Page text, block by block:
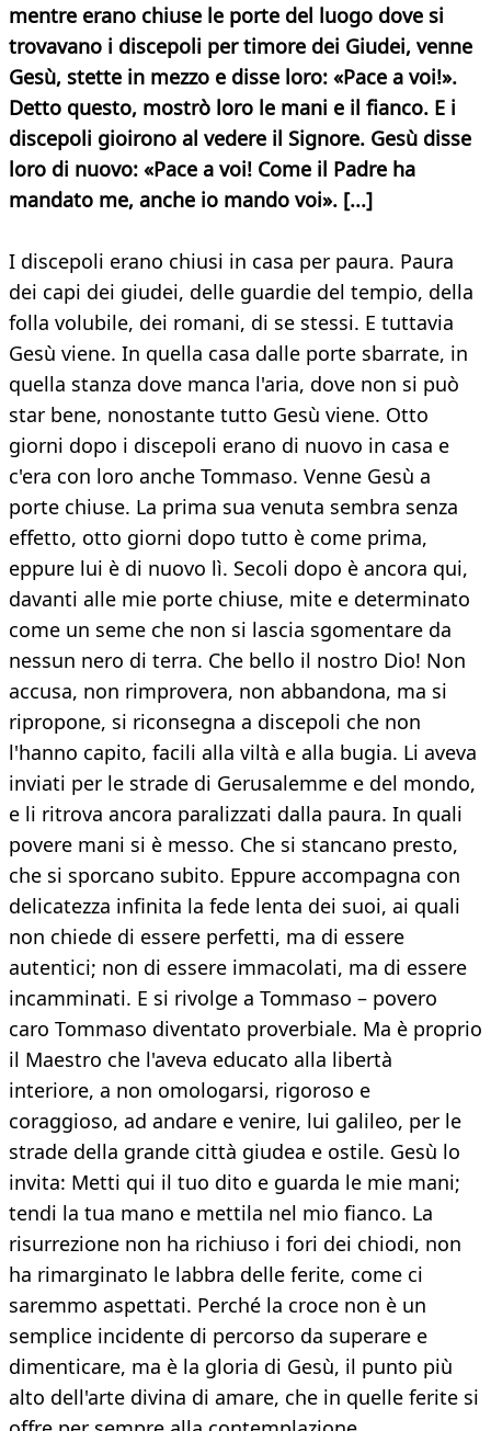
mentre erano chiuse le porte del luogo dove si
trovavano i discepoli per timore dei Giudei, venne
Gesù, stette in mezzo e disse loro: «Pace a voi!».
Detto questo, mostrò loro le mani e il fianco. E i
discepoli gioirono al vedere il Signore. Gesù disse
loro di nuovo: «Pace a voi! Come il Padre ha
mandato me, anche io mando voi». [...]
I discepoli erano chiusi in casa per paura. Paura
dei capi dei giudei, delle guardie del tempio, della
folla volubile, dei romani, di se stessi. E tuttavia
Gesù viene. In quella casa dalle porte sbarrate, in
quella stanza dove manca l'aria, dove non si può
star bene, nonostante tutto Gesù viene. Otto
giorni dopo i discepoli erano di nuovo in casa e
c'era con loro anche Tommaso. Venne Gesù a
porte chiuse. La prima sua venuta sembra senza
effetto, otto giorni dopo tutto è come prima,
eppure lui è di nuovo lì. Secoli dopo è ancora qui,
davanti alle mie porte chiuse, mite e determinato
come un seme che non si lascia sgomentare da
nessun nero di terra. Che bello il nostro Dio! Non
accusa, non rimprovera, non abbandona, ma si
ripropone, si riconsegna a discepoli che non
l'hanno capito, facili alla viltà e alla bugia. Li aveva
inviati per le strade di Gerusalemme e del mondo,
e li ritrova ancora paralizzati dalla paura. In quali
povere mani si è messo. Che si stancano presto,
che si sporcano subito. Eppure accompagna con
delicatezza infinita la fede lenta dei suoi, ai quali
non chiede di essere perfetti, ma di essere
autentici; non di essere immacolati, ma di essere
incamminati. E si rivolge a Tommaso – povero
caro Tommaso diventato proverbiale. Ma è proprio
il Maestro che l'aveva educato alla libertà
interiore, a non omologarsi, rigoroso e
coraggioso, ad andare e venire, lui galileo, per le
strade della grande città giudea e ostile. Gesù lo
invita: Metti qui il tuo dito e guarda le mie mani;
tendi la tua mano e mettila nel mio fianco. La
risurrezione non ha richiuso i fori dei chiodi, non
ha rimarginato le labbra delle ferite, come ci
saremmo aspettati. Perché la croce non è un
semplice incidente di percorso da superare e
dimenticare, ma è la gloria di Gesù, il punto più
alto dell'arte divina di amare, che in quelle ferite si